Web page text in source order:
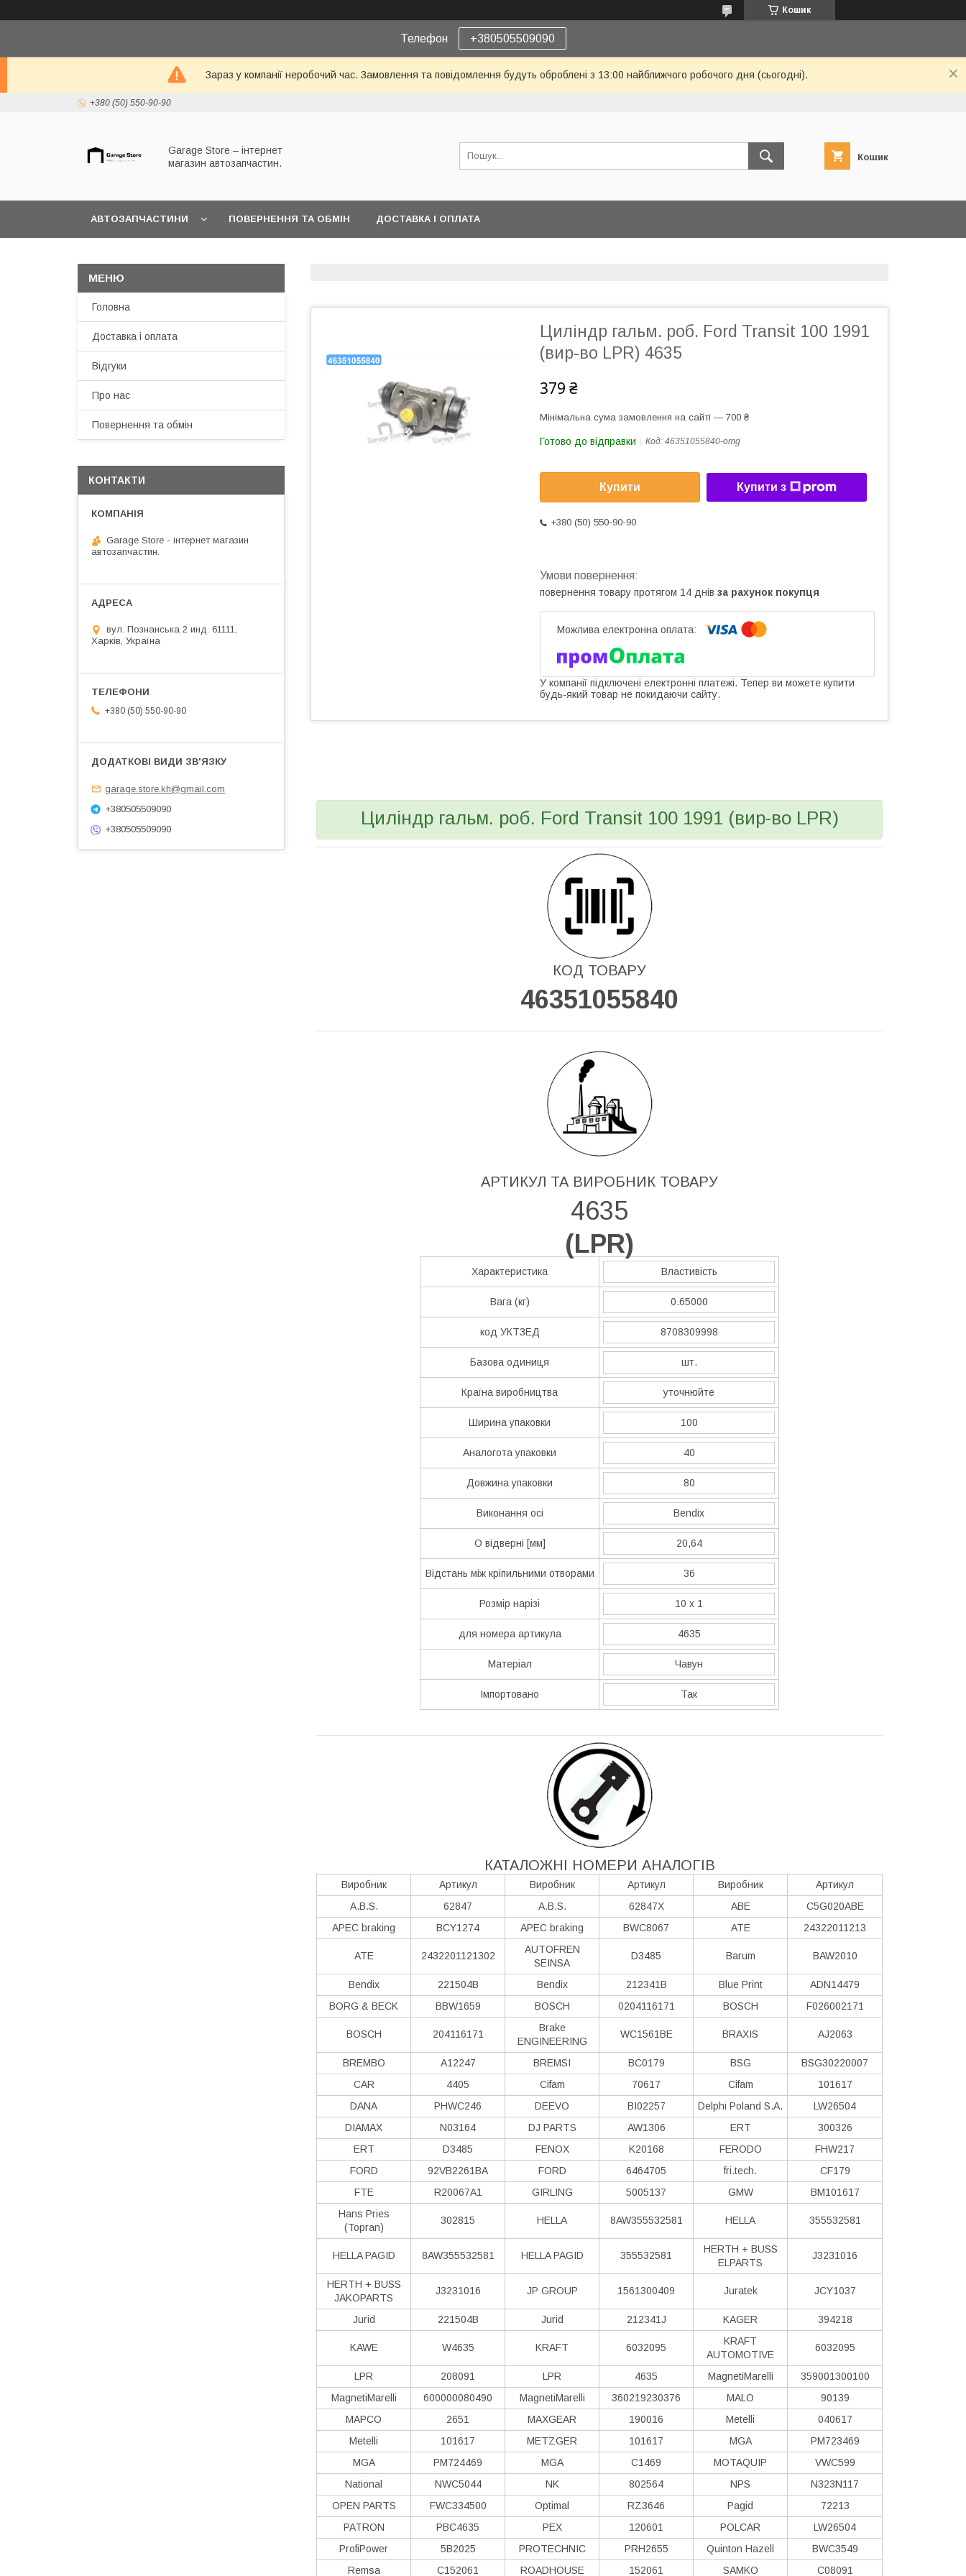
Кошик
Телефон +380505509090
Зараз у компанії неробочий час. Замовлення та повідомлення будуть оброблені з 13:00 найближчого робочого дня (сьогодні).
+380 (50) 550-90-90
Garage Store – інтернет
магазин автозапчастин.
Кошик
АВТОЗАПЧАСТИНИ ПОВЕРНЕННЯ ТА ОБМІН ДОСТАВКА І ОПЛАТА
Циліндр гальм. роб. Ford Transit 100 1991
(вир-во LPR) 4635
379 ₴
Мінімальна сума замовлення на сайті — 700 ₴
Готово до відправки Код: 46351055840-omg
Купити Купити з
+380 (50) 550-90-90
повернення товару протягом 14 днів за рахунок покупця
У компанії підключені електронні платежі. Тепер ви можете купити
будь-який товар не покидаючи сайту.
Циліндр гальм. роб. Ford Transit 100 1991 (вир-во LPR)
КОД ТОВАРУ
46351055840
АРТИКУЛ ТА ВИРОБНИК ТОВАРУ
4635
(LPR)
Характеристика Властивість
Вага (кг) 0.65000
код УКТЗЕД 8708309998
Базова одиниця шт.
Країна виробництва уточнюйте
Ширина упаковки 100
Аналогота упаковки 40
Довжина упаковки 80
Виконання осі Bendix
O відверні [мм] 20,64
Відстань між кріпильними отворами 36
Розмір нарізі 10 x 1
для номера артикула 4635
Матеріал Чавун
Імпортовано Так
КАТАЛОЖНІ НОМЕРИ АНАЛОГІВ
Виробник Артикул Виробник Артикул Виробник
Артикул
A.B.S.
62847 A.B.S. 62847X ABE
C5G020ABE
APEC braking
BCY1274 APEC braking BWC8067 ATE 24322011213
ATE 2432201121302
AUTOFREN
SEINSA
D3485 Barum BAW2010
Bendix 221504B Bendix 212341B Blue Print
ADN14479
BORG & BECK
BBW1659 BOSCH 0204116171 BOSCH F026002171
BOSCH 204116171
Brake
ENGINEERING
WC1561BE BRAXIS AJ2063
BREMBO A12247 BREMSI BC0179 BSG
BSG30220007
CAR
4405 Cifam 70617 Cifam
101617
DANA
PHWC246 DEEVO BI02257 Delphi Poland S.А.
LW26504
DIAMAX
N03164 DJ PARTS AW1306 ERT
300326
ERT
D3485 FENOX K20168 FERODO
FHW217
FORD
92VB2261BA FORD 6464705 fri.tech.
CF179
FTE
R20067A1 GIRLING 5005137 GMW
BM101617
Hans Pries
(Topran)
302815 HELLA 8AW355532581 HELLA 355532581
HELLA PAGID 8AW355532581 HELLA PAGID 355532581
HERTH + BUSS
ELPARTS
J3231016
HERTH + BUSS
JAKOPARTS
J3231016 JP GROUP 1561300409 Juratek JCY1037
Jurid 221504B Jurid 212341J KAGER 394218
KAWE W4635 KRAFT 6032095
KRAFT
AUTOMOTIVE
6032095
LPR 208091 LPR 4635 MagnetiMarelli
359001300100
MagnetiMarelli
600000080490 MagnetiMarelli 360219230376 MALO
90139
MAPCO
2651 MAXGEAR 190016 Metelli
040617
Metelli
101617 METZGER 101617 MGA
PM723469
MGA
PM724469 MGA C1469 MOTAQUIP
VWC599
National
NWC5044 NK 802564 NPS
N323N117
OPEN PARTS
FWC334500 Optimal RZ3646 Pagid
72213
PATRON
PBC4635 PEX 120601 POLCAR
LW26504
ProfiPower
5B2025 PROTECHNIC PRH2655 Quinton Hazell
BWC3549
Remsa
C152061 ROADHOUSE 152061 SAMKO C08091
Головна
Доставка і оплата
Відгуки
Про нас
Повернення та обмін
КОНТАКТИ
Garage Store - інтернет магазин
автозапчастин.
вул. Познанська 2 инд. 61111,
Харків, Україна
+380 (50) 550-90-90
garage.store.kh@gmail.com
+380505509090
+380505509090